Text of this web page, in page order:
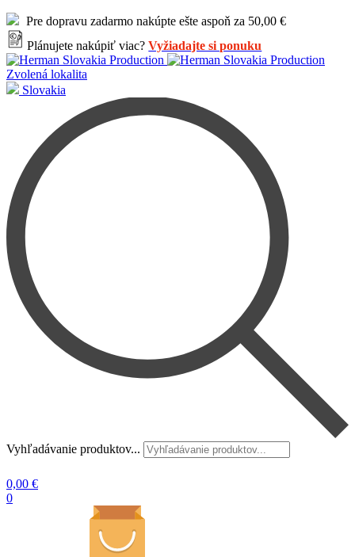
Pre dopravu zadarmo nakúpte ešte aspoň za 50,00 €
Plánujete nakúpiť viac?Vyžiadajte si ponuku
Zvolená lokalita
Slovakia
Vyhľadávanie produktov...
0,00 €
0